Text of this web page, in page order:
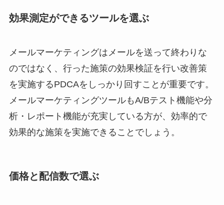
は求められる機能が根
選定を誤ると導入コス
トだけがかさみ、施策
が機能しないまま運用
が止まりま […]
効果測定ができるツールを選ぶ
メールマーケティングはメールを送って終わりな
のではなく、行った施策の効果検証を行い改善策
を実施するPDCAをしっかり回すことが重要です。
メールマーケティングツールもA/Bテスト機能や分
析・レポート機能が充実している方が、効率的で
効果的な施策を実施できることでしょう。
価格と配信数で選ぶ